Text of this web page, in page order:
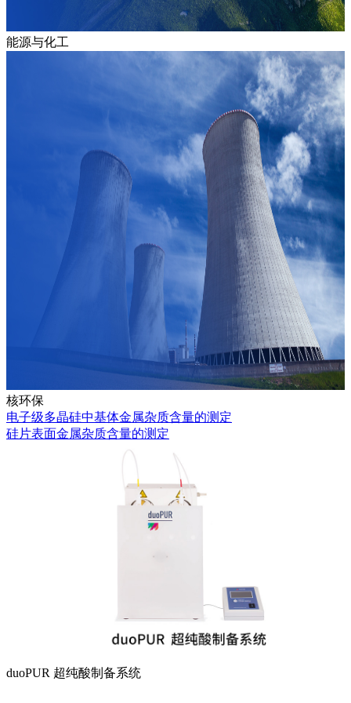
能源与化工
核环保
电子级多晶硅中基体金属杂质含量的测定
硅片表面金属杂质含量的测定
duoPUR 超纯酸制备系统